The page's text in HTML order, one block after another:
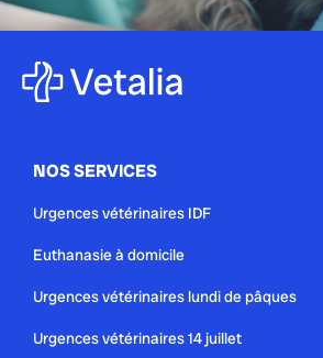
publié le 18 juillet 2025 par
causes, symptômes...
publié le 12 juillet 2025 par
se gratte jusqu’au
NOS SERVICES
Urgences vétérinaires IDF
Euthanasie à domicile
Urgences vétérinaires lundi de pâques
Urgences vétérinaires 14 juillet